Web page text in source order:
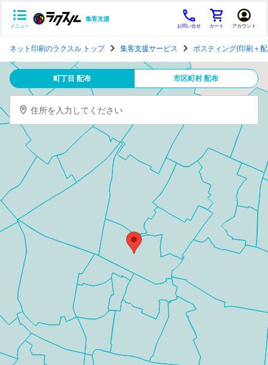
メニュー
集客支援
お問い合せ カート アカウント
テ
ン
グ
ネット印刷のラクスル トップ 集客支援サービス ポスティング(印刷＋
町丁目 配布 市区町村 配布
住所を入力してください